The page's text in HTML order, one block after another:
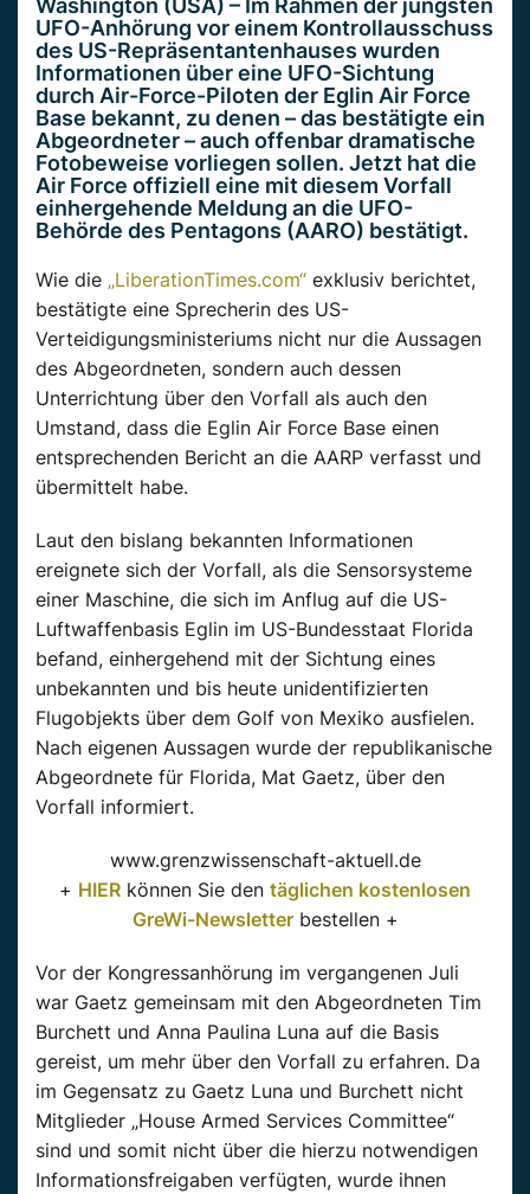
Washington (USA) – Im Rahmen der jüngsten
UFO-Anhörung vor einem Kontrollausschuss
des US-Repräsentantenhauses wurden
Informationen über eine UFO-Sichtung
durch Air-Force-Piloten der Eglin Air Force
Base bekannt, zu denen – das bestätigte ein
Abgeordneter – auch offenbar dramatische
Fotobeweise vorliegen sollen. Jetzt hat die
Air Force offiziell eine mit diesem Vorfall
einhergehende Meldung an die UFO-
Behörde des Pentagons (AARO) bestätigt.
Wie die „LiberationTimes.com“ exklusiv berichtet,
bestätigte eine Sprecherin des US-
Verteidigungsministeriums nicht nur die Aussagen
des Abgeordneten, sondern auch dessen
Unterrichtung über den Vorfall als auch den
Umstand, dass die Eglin Air Force Base einen
entsprechenden Bericht an die AARP verfasst und
übermittelt habe.
Laut den bislang bekannten Informationen
ereignete sich der Vorfall, als die Sensorsysteme
einer Maschine, die sich im Anflug auf die US-
Luftwaffenbasis Eglin im US-Bundesstaat Florida
befand, einhergehend mit der Sichtung eines
unbekannten und bis heute unidentifizierten
Flugobjekts über dem Golf von Mexiko ausfielen.
Nach eigenen Aussagen wurde der republikanische
Abgeordnete für Florida, Mat Gaetz, über den
Vorfall informiert.
www.grenzwissenschaft-aktuell.de
+ HIER können Sie den täglichen kostenlosen
GreWi-Newsletterbestellen +
Vor der Kongressanhörung im vergangenen Juli
war Gaetz gemeinsam mit den Abgeordneten Tim
Burchett und Anna Paulina Luna auf die Basis
gereist, um mehr über den Vorfall zu erfahren. Da
im Gegensatz zu Gaetz Luna und Burchett nicht
Mitglieder „House Armed Services Committee“
sind und somit nicht über die hierzu notwendigen
Informationsfreigaben verfügten, wurde ihnen